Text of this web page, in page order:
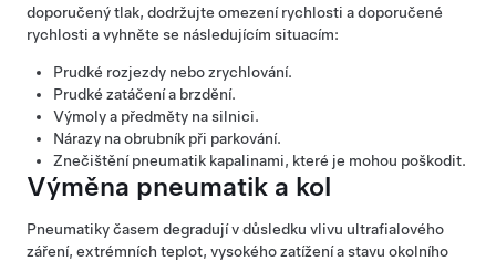
doporučený tlak, dodržujte omezení rychlosti a doporučené
rychlosti a vyhněte se následujícím situacím:
Prudké rozjezdy nebo zrychlování.
Prudké zatáčení a brzdění.
Výmoly a předměty na silnici.
Nárazy na obrubník při parkování.
Znečištění pneumatik kapalinami, které je mohou poškodit.
Výměna pneumatik a kol
Pneumatiky časem degradují v důsledku vlivu ultrafialového
záření, extrémních teplot, vysokého zatížení a stavu okolního